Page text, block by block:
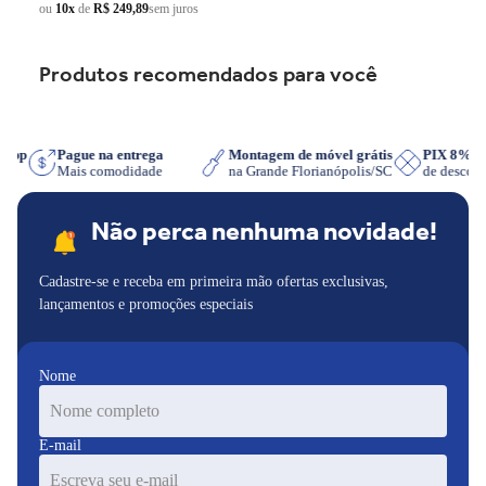
ou 10x de R$ 249,89sem juros
Produtos recomendados para você
Pague na entrega
Mais comodidade
Montagem de móvel grátis
na Grande Florianópolis/SC
PIX 8%
de
Não perca nenhuma novidade!
Cadastre-se e receba em primeira mão ofertas exclusivas,
lançamentos e promoções especiais
Nome
E-mail